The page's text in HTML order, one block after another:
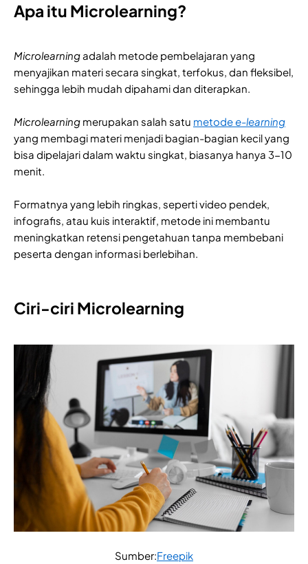
Apa itu Microlearning?
Microlearningadalah metode pembelajaran yang
menyajikan materi secara singkat, terfokus, dan fleksibel,
sehingga lebih mudah dipahami dan diterapkan.
Microlearning merupakan salah satu metodee-learning
yang membagi materi menjadi bagian-bagian kecil yang
bisa dipelajari dalam waktu singkat, biasanya hanya 3-10
menit.
Formatnya yang lebih ringkas, seperti video pendek,
infografis, atau kuis interaktif, metode ini membantu
meningkatkan retensi pengetahuan tanpa membebani
peserta dengan informasi berlebihan.
Ciri-ciri Microlearning
Sumber:Freepik